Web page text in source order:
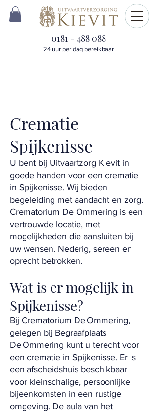
0181 - 488 088
24 uur per dag bereikbaar
Crematie
Spijkenisse
U bent bij Uitvaartzorg Kievit in
goede handen voor een crematie
in Spijkenisse. Wij bieden
begeleiding met aandacht en zorg.
Crematorium De Ommering is een
vertrouwde locatie, met
mogelijkheden die aansluiten bij
uw wensen. Nederig, sereen en
oprecht betrokken.
Wat is er mogelijk in
Spijkenisse?
Bij Crematorium De Ommering,
gelegen bij Begraafplaats
De Ommering kunt u terecht voor
een crematie in Spijkenisse. Er is
een afscheidshuis beschikbaar
voor kleinschalige, persoonlijke
bijeenkomsten in een rustige
omgeving. De aula van het